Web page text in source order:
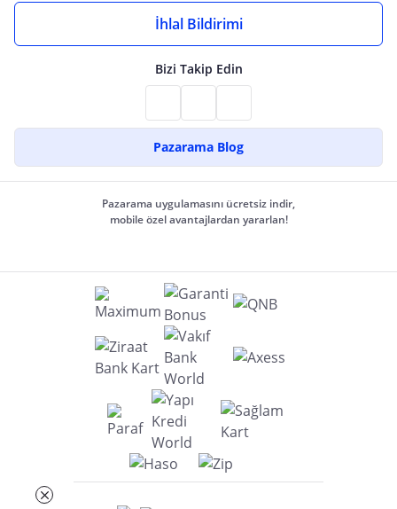
İhlal Bildirimi
Bizi Takip Edin
Pazarama Blog
Pazarama uygulamasını ücretsiz indir,
mobile özel avantajlardan yararlan!